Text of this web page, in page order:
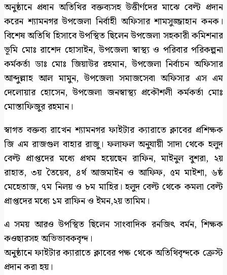
অনুষ্ঠানে প্রধান অতিথির বক্তব্যসহ উত্তীর্ণদের মাঝে বেল্ট প্রদান
করেন শ্যামনগর উপজেলা নির্বাহী অফিসার শামসুজ্জাহান কনক।
বিশেষ অতিথি হিসাবে উপস্থিত ছিলেন উপজেলা সহকারী কমিশনার
ভূমি মোঃ রাশেদ হোসাইন, উপজেলা স্বাস্থ্য ও পরিবার পরিকল্পনা
কর্মকর্তা ডাঃ মোঃ জিয়াউর রহমান, উপজেলা নির্বাচন অফিসার
আব্দুল্লাহ আল মামুন, উপজেলা সমাজসেবা অফিসার এস এম
দেলোয়ার হোসেন, উপজেলা জনস্বাস্থ্য প্রকৌশলী কর্মকর্তা মোঃ
মোস্তাফিজুর রহমান।
স্বাগত বক্তব্য রাখেন শ্যামনগর ফাইটার ক্যারাতে ক্লাবের প্রশিক্ষক
জি এম রাজগুল বাহার রাজু। ফলাফল অনুযায়ী সাদা থেকে হলুদ
বেল্ট প্রাপ্তদের মধ্যে প্রথম হয়েছেন রাফিন, মাইনুল বুশরা, ২য়
রাহাত, ৩য় তৈয়েব, ৪র্থ আজমাইন ও আফিফ, ৫ম মাইশা, ৬ষ্ঠ
মেহেতাজ, ৭ম নিলয় ও ৮ম মাহির। হলুদ বেল্ট থেকে কমলা বেল্ট
প্রাপ্তদের মধ্যে ১ম রাফিন ও ইমন,২য় তামিম।
এ সময় আরও উপস্থিত ছিলেন সাংবাদিক রনজিৎ বর্মন, শিক্ষক
কওছারসহ অভিভাবকবৃন্দ।
অনুষ্ঠানে ফাইটার ক্যারাতে ক্লাবের পক্ষ থেকে অতিথিবৃন্দকে ক্রেস্ট
প্রদান করা হয়।